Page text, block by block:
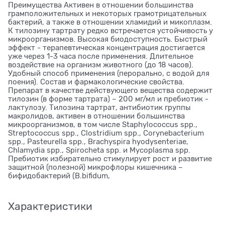
Преимущества Активен в отношении большинства
грамположительных и некоторых грамотрицательных
бактерий, а также в отношении хламидий и микоплазм.
К тилозину тартрату редко встречается устойчивость у
микроорганизмов. Высокая биодоступность. Быстрый
эффект - терапевтическая концентрация достигается
уже через 1-3 часа после применения. Длительное
воздействие на организм животного (до 18 часов).
Удобный способ применения (перорально, с водой для
поения). Состав и фармакологические свойства.
Препарат в качестве действующего вещества содержит
тилозин (в форме тартрата) – 200 мг/мл и пребиотик -
лактулозу. Тилозина тартрат, антибиотик группы
макролидов, активен в отношении большинства
микроорганизмов, в том числе Staphylococcus spp.,
Streptococcus spp., Clostridium spp., Corynebacterium
spp., Pasteurella spp., Brachyspira hyodysenteriae,
Chlamydia spp., Spirocheta spp. и Mycoplasma spp.
Пребиотик избирательно стимулирует рост и развитие
защитной (полезной) микрофлоры кишечника –
бифидобактерий (B.bifidum,
Характеристики